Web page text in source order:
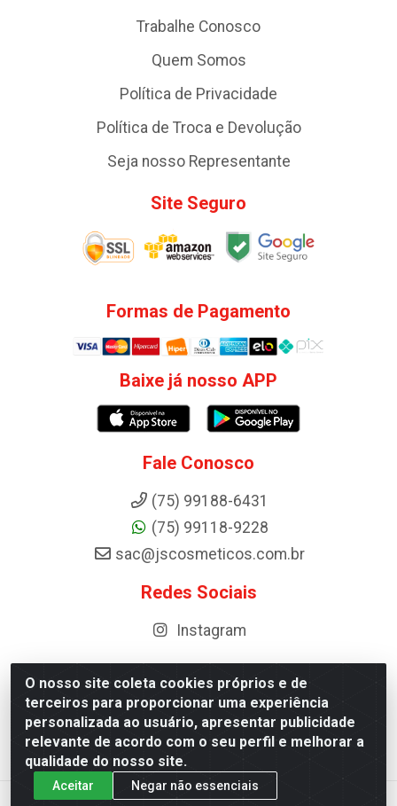
O nosso site coleta cookies próprios e de
terceiros para proporcionar uma experiência
personalizada ao usuário, apresentar publicidade
relevante de acordo com o seu perfil e melhorar a
qualidade do nosso site.
Aceitar Negar não essenciais
Trabalhe Conosco
Quem Somos
Política de Privacidade
Política de Troca e Devolução
Seja nosso Representante
Site Seguro
Formas de Pagamento
Baixe já nosso APP
Fale Conosco
(75) 99188-6431
(75) 99118-9228
sac@jscosmeticos.com.br
Redes Sociais
Instagram
Distribuidora de Cosméticos Antoneto LTDA - BA-052,
km 87 - Industrial, Ipirá - BA, 44600-000 - CNPJ
10.984.107/0001-75